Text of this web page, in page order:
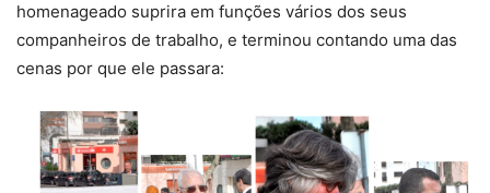
homenageado suprira em funções vários dos seus
companheiros de trabalho, e terminou contando uma das
cenas por que ele passara: